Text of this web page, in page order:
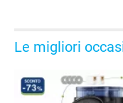
Le migliori